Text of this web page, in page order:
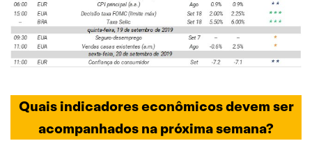
Quais indicadores econômicos devem ser
acompanhados na próxima semana?